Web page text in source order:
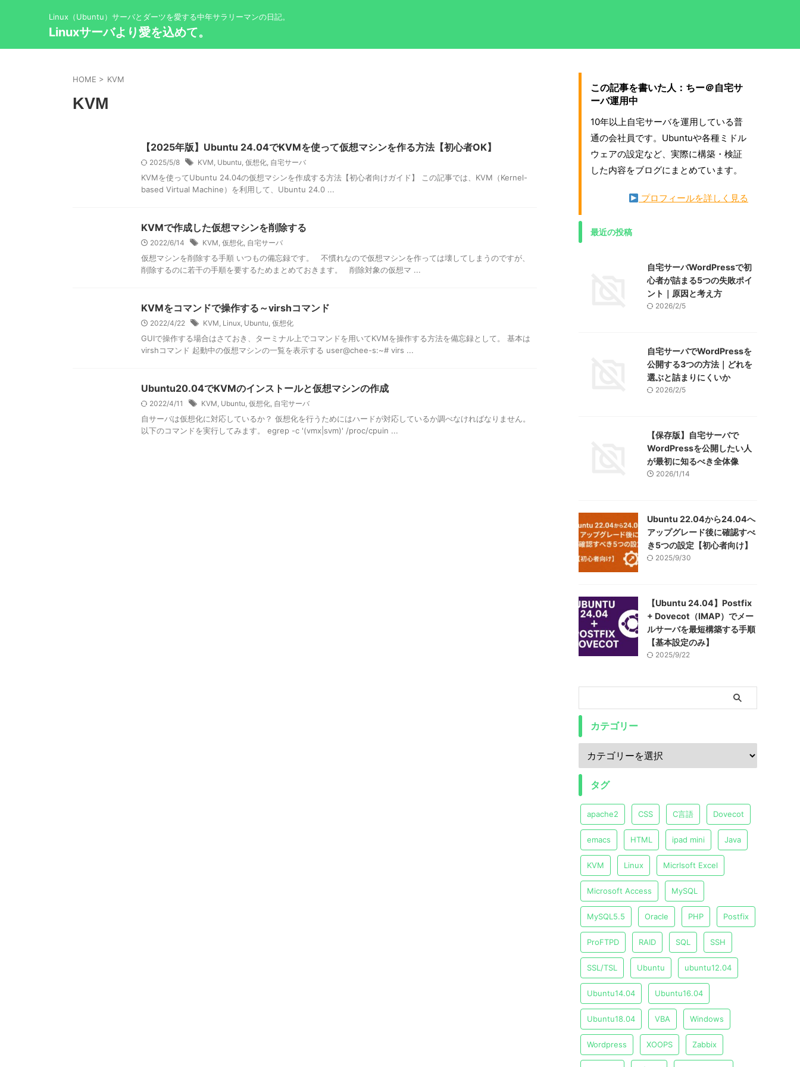
Linux（Ubuntu）サーバとダーツを愛する中年サラリーマンの日記。
Linuxサーバより愛を込めて。
HOME > KVM
KVM
【2025年版】Ubuntu 24.04でKVMを使って仮想マシンを作る方法【初心者OK】
2025/5/8 KVM, Ubuntu, 仮想化, 自宅サーバ
KVMを使ってUbuntu 24.04の仮想マシンを作成する方法【初心者向けガイド】 この記事では、KVM（Kernel-
based Virtual Machine）を利用して、Ubuntu 24.0 ...
KVMで作成した仮想マシンを削除する
2022/6/14 KVM, 仮想化, 自宅サーバ
仮想マシンを削除する手順 いつもの備忘録です。 不慣れなので仮想マシンを作っては壊してしまうのですが、
削除するのに若干の手順を要するためまとめておきます。 削除対象の仮想マ ...
KVMをコマンドで操作する～virshコマンド
2022/4/22 KVM, Linux, Ubuntu, 仮想化
GUIで操作する場合はさておき、ターミナル上でコマンドを用いてKVMを操作する方法を備忘録として。 基本は
virshコマンド 起動中の仮想マシンの一覧を表示する user@chee-s:~# virs ...
Ubuntu20.04でKVMのインストールと仮想マシンの作成
2022/4/11 KVM, Ubuntu, 仮想化, 自宅サーバ
自サーバは仮想化に対応しているか？ 仮想化を行うためにはハードが対応しているか調べなければなりません。
以下のコマンドを実行してみます。 egrep -c '(vmx|svm)' /proc/cpuin ...
この記事を書いた人：ちー＠自宅サ
ーバ運用中
10年以上自宅サーバを運用している普
通の会社員です。Ubuntuや各種ミドル
ウェアの設定など、実際に構築・検証
した内容をブログにまとめています。
プロフィールを詳しく見る
最近の投稿
自宅サーバWordPressで初
心者が詰まる5つの失敗ポイ
ント｜原因と考え方
2026/2/5
自宅サーバでWordPressを
公開する3つの方法｜どれを
選ぶと詰まりにくいか
2026/2/5
【保存版】自宅サーバで
WordPressを公開したい人
が最初に知るべき全体像
2026/1/14
Ubuntu 22.04から24.04へ
アップグレード後に確認すべ
き5つの設定【初心者向け】
2025/9/30
【Ubuntu 24.04】Postfix
+ Dovecot（IMAP）でメー
ルサーバを最短構築する手順
【基本設定のみ】
2025/9/22
カテゴリー
タグ
apache2 CSS C言語 Dovecot
emacs HTML ipad mini Java
KVM Linux Micrlsoft Excel
Microsoft Access MySQL
MySQL5.5 Oracle PHP Postfix
ProFTPD RAID SQL SSH
SSL/TSL Ubuntu ubuntu12.04
Ubuntu14.04 Ubuntu16.04
Ubuntu18.04 VBA Windows
Wordpress XOOPS Zabbix